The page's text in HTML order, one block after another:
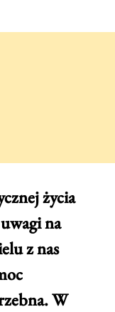
życia
na
z nas
W